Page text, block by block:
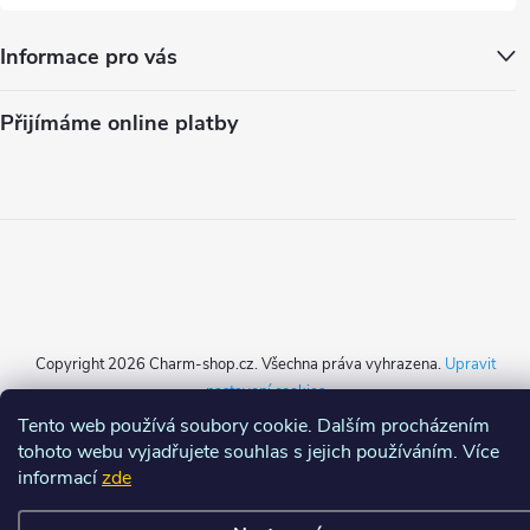
Tento web používá soubory cookie. Dalším procházením
tohoto webu vyjadřujete souhlas s jejich používáním. Více
informacízde
Informace pro vás
Přijímáme online platby
Vytvořil Shoptet
Copyright 2026Charm-shop.cz. Všechna práva vyhrazena. Upravit
nastavení cookies